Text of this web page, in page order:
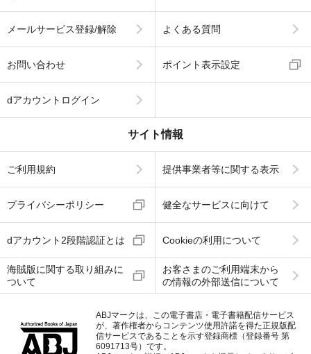
メールサービス登録/解除 よくある質問
お問い合わせ ポイント表示設定
dアカウントログイン
サイト情報
ご利用規約 提供事業者等に関する表示
プライバシーポリシー 健全なサービスに向けて
dアカウント2段階認証とは Cookieの利用について
海賊版に関する取り組みに
ついて
お客さまのご利用端末から
の情報の外部送信について
ABJマークは、この電子書店・電子書籍配信サービス
が、著作権者からコンテンツ使用許諾を得た正規版配
信サービスであることを示す登録商標（登録番号 第
6091713号）です。